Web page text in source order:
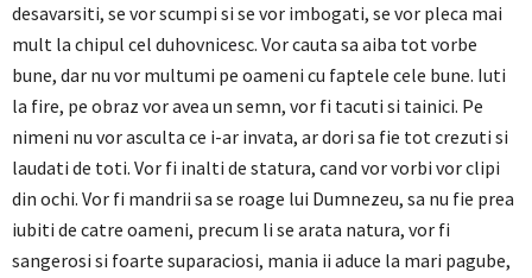
desavarsiti, se vor scumpi si se vor imbogati, se vor pleca mai
mult la chipul cel duhovnicesc. Vor cauta sa aiba tot vorbe
bune, dar nu vor multumi pe oameni cu faptele cele bune. Iuti
la fire, pe obraz vor avea un semn, vor fi tacuti si tainici. Pe
nimeni nu vor asculta ce i-ar invata, ar dori sa fie tot crezuti si
laudati de toti. Vor fi inalti de statura, cand vor vorbi vor clipi
din ochi. Vor fi mandrii sa se roage lui Dumnezeu, sa nu fie prea
iubiti de catre oameni, precum li se arata natura, vor fi
sangerosi si foarte suparaciosi, mania ii aduce la mari pagube,